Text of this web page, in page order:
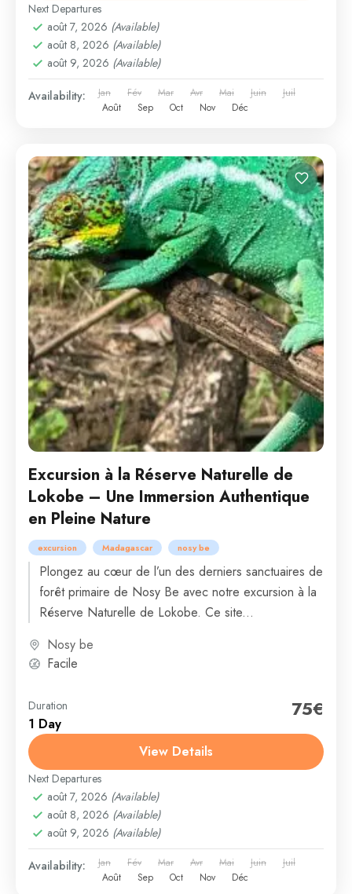
Next Departures
août 7, 2026 (Available)
août 8, 2026 (Available)
août 9, 2026 (Available)
Availability: Jan Fév Mar Avr Mai Juin
Juil
Août
Sep Oct Nov Déc
Excursion à la Réserve Naturelle de
Lokobe – Une Immersion Authentique
en Pleine Nature
excursion Madagascar nosy be
Plongez au cœur de l’un des derniers sanctuaires de
forêt primaire de Nosy Be avec notre excursion à la
Réserve Naturelle de Lokobe. Ce site...
Nosy be
Facile
Duration
1 Day
75€
View Details
Next Departures
août 7, 2026 (Available)
août 8, 2026 (Available)
août 9, 2026 (Available)
Availability: Jan Fév Mar Avr Mai Juin
Juil
Août
Sep Oct Nov Déc